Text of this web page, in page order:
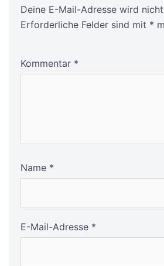
Deine E-Mail-Adresse wird
Erforderliche Felder sind mit *
Kommentar *
Name *
E-Mail-Adresse *
Alternative: